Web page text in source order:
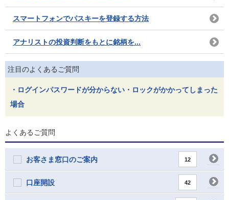
スマートフォンでパスキーを登録する方法
アナリストの投資判断をもとに銘柄を...
注目のよくあるご質問
・ログインパスワードが分からない・ロックがかかってしまった
場合
よくあるご質問
お客さま窓口のご案内 12
口座開設 42